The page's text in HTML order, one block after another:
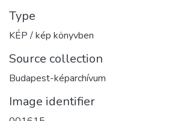
Type
KÉP / kép könyvben
Source collection
Budapest-képarchívum
Image identifier